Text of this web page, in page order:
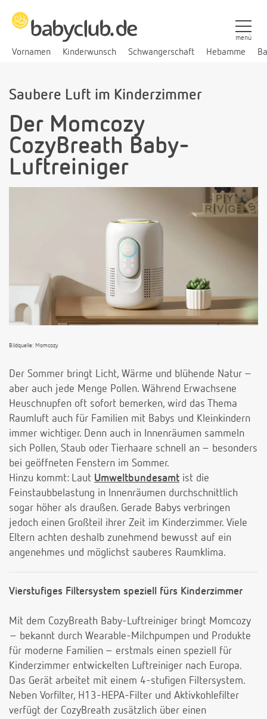
Vornamen Kinderwunsch Schwangerschaft Hebamme
menü
Saubere Luft im Kinderzimmer
Der Momcozy
CozyBreath Baby-
Luftreiniger
Bildquelle: Momcozy
Der Sommer bringt Licht, Wärme und blühende Natur –
aber auch jede Menge Pollen. Während Erwachsene
Heuschnupfen oft sofort bemerken, wird das Thema
Raumluft auch für Familien mit Babys und Kleinkindern
immer wichtiger. Denn auch in Innenräumen sammeln
sich Pollen, Staub oder Tierhaare schnell an – besonders
bei geöffneten Fenstern im Sommer.
Hinzu kommt: Laut Umweltbundesamt ist die
Feinstaubbelastung in Innenräumen durchschnittlich
sogar höher als draußen. Gerade Babys verbringen
jedoch einen Großteil ihrer Zeit im Kinderzimmer. Viele
Eltern achten deshalb zunehmend bewusst auf ein
angenehmes und möglichst sauberes Raumklima.
Vierstufiges Filtersystem speziell fürs Kinderzimmer
Mit dem CozyBreath Baby-Luftreiniger bringt Momcozy
– bekannt durch Wearable-Milchpumpen und Produkte
für moderne Familien – erstmals einen speziell für
Kinderzimmer entwickelten Luftreiniger nach Europa.
Das Gerät arbeitet mit einem 4-stufigen Filtersystem.
Neben Vorfilter, H13-HEPA-Filter und Aktivkohlefilter
verfügt der CozyBreath zusätzlich über einen